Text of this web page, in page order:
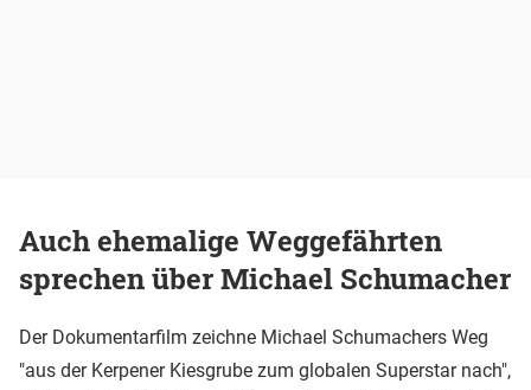
Auch ehemalige Weggefährten
sprechen über Michael Schumacher
Der Dokumentarfilm zeichne Michael Schumachers Weg
"aus der Kerpener Kiesgrube zum globalen Superstar nach",